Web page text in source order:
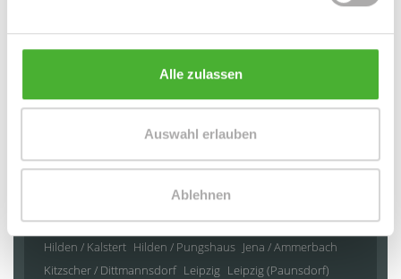
Alle zulassen
Auswahl erlauben
Ablehnen
Düsseldorf Düsseldorf / Benrath
Grimma OT Döben Großpösna Großweitzschen Gröditz
Hilden / Kalstert Hilden / Pungshaus Jena / Ammerbach
Kitzscher / Dittmannsdorf Leipzig Leipzig (Paunsdorf)